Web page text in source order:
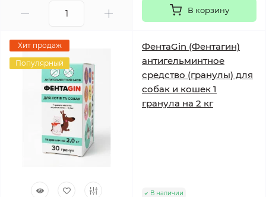
В корзину
Хит продаж
Популярный
ФентаGin (Фентагин)
антигельминтное
средство (гранулы) для
собак и кошек 1
гранула на 2 кг
В наличии